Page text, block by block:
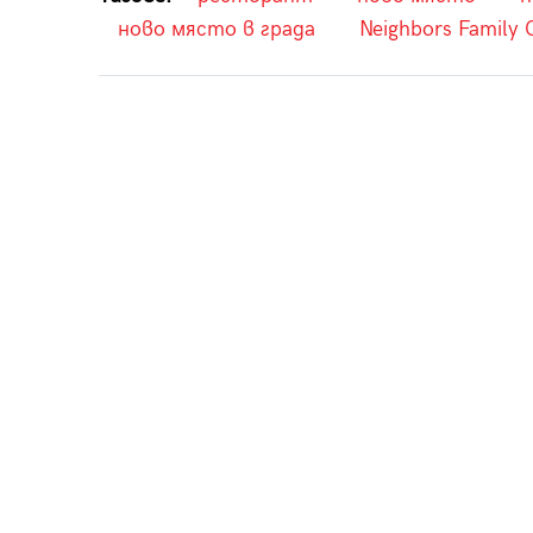
ново място в града
Neighbors Family